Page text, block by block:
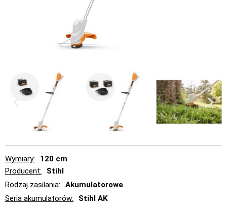
Wymiary
120 cm
Producent
Stihl
Rodzaj zasilania
Akumulatorowe
Seria akumulatorów
Stihl AK